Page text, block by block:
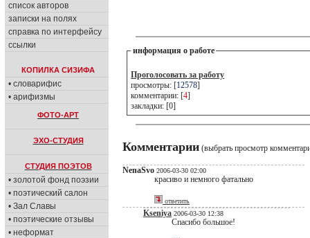
список авторов
записки на полях
справка по интерфейсу
ссылки
КОПИЛКА СИЗИФА
• словарифис
• арифизмы
ФОТО-АРТ
ЭХО-СТУДИЯ
СТУДИЯ ПОЭТОВ
• золотой фонд поэзии
• поэтический салон
• Зал Славы
• поэтические отзывы
• неформат
информация о работе
Проголосовать за работу
просмотры: [12578]
комментарии: [4]
закладки: [0]
Комментарии (выбрать просмотр
NenaSvo 2006-03-30 02:00
красиво и немного фатально
ответить
Kseniya 2006-03-30 12:38
Спасибо большое!